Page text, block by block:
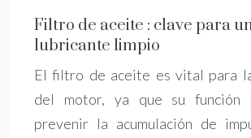
Filtro de aceite : clave para
lubricante limpio
El filtro de aceite es vital para
del motor, ya que su función
prevenir la acumulación de